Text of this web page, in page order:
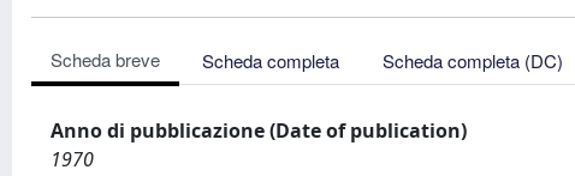
Scheda breve Scheda completa Scheda completa (DC)
Anno di pubblicazione (Date of publication)
1970